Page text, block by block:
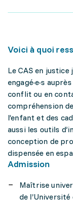
Voici à quoi
Le CAS en justice
engagé·e·s
conflit ou en
compréhension
l’enfant et des
aussi les outils
conception de
dispensée en
Admission
Maîtrise
de l’Université